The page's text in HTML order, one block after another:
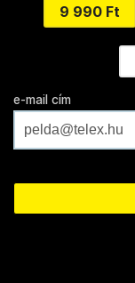
9 990 Ft
e-mail cím